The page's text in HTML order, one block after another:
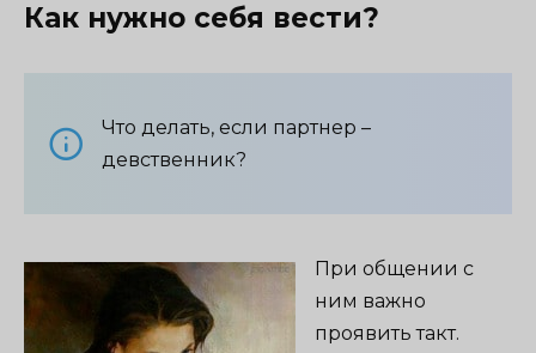
Как нужно себя вести?
Что делать, если партнер –
девственник?
При общении с
ним важно
проявить такт.